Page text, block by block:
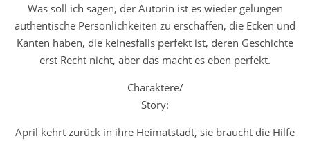
Was soll ich sagen, der Autorin ist es wieder gelungen
authentische Persönlichkeiten zu erschaffen, die Ecken und
Kanten haben, die keinesfalls perfekt ist, deren Geschichte
erst Recht nicht, aber das macht es eben perfekt.
Charaktere/
Story:
April kehrt zurück in ihre Heimatstadt, sie braucht die Hilfe